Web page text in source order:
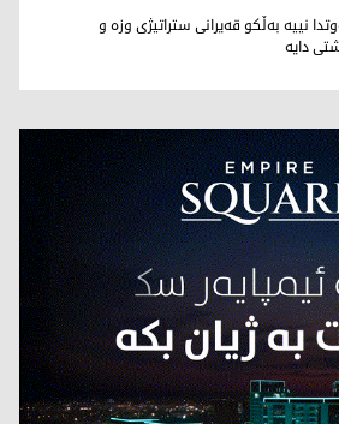
نییە بەڵکو قەیرانی ستراتیژی وزە و
دایە